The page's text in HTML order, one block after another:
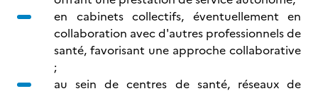
en cabinets collectifs, éventuellement en
collaboration avec d'autres professionnels de
santé, favorisant une approche collaborative
;
au sein de centres de santé, réseaux de